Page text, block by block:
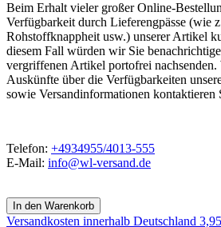
Beim Erhalt vieler großer Online-
Verfügbarkeit durch Lieferengpässe (wie
Rohstoffknappheit usw.) unserer Artikel
diesem Fall würden wir Sie
vergriffenen Artikel portofrei nachsenden.
Auskünfte über die Verfügbarkeiten
sowie Versandinformationen kontaktieren
Telefon: +4934955/4013-555
E-Mail: info@wl-versand.de
Versandkosten innerhalb Deutschland